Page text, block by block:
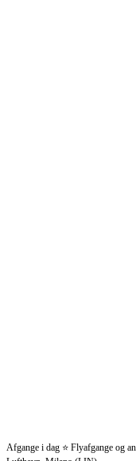
Afgange i dag ⭐ Flyafgange og